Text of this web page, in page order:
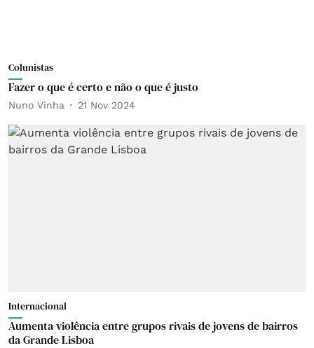
Colunistas
Fazer o que é certo e não o que é justo
Nuno Vinha 21 Nov 2024
Internacional
Aumenta violência entre grupos rivais de jovens de bairros
da Grande Lisboa